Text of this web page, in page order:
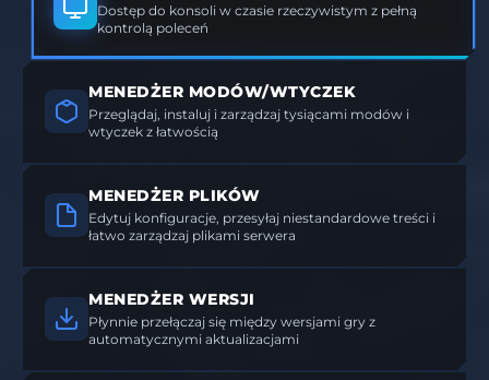
Dostęp do konsoli w czasie rzeczywistym z pełną
kontrolą poleceń
MENEDŻER MODÓW/WTYCZEK
Przeglądaj, instaluj i zarządzaj tysiącami modów i
wtyczek z łatwością
MENEDŻER PLIKÓW
Edytuj konfiguracje, przesyłaj niestandardowe treści i
łatwo zarządzaj plikami serwera
MENEDŻER WERSJI
Płynnie przełączaj się między wersjami gry z
automatycznymi aktualizacjami